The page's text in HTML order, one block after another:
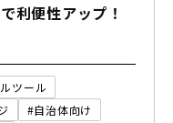
利便性アップ！
ツール
#自治体向け